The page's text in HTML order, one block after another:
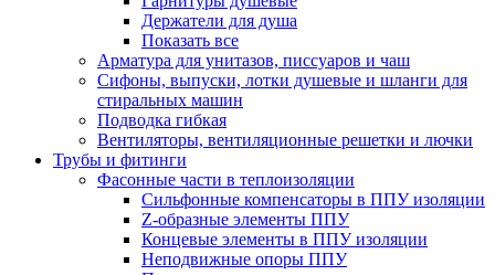
Держатели для душа
Показать все
Арматура для унитазов, писсуаров и чаш
Сифоны, выпуски, лотки душевые и шланги для
стиральных машин
Подводка гибкая
Вентиляторы, вентиляционные решетки и лючки
Трубы и фитинги
Фасонные части в теплоизоляции
Cильфонные компенсаторы в ППУ изоляции
Z-образные элементы ППУ
Концевые элементы в ППУ изоляции
Неподвижные опоры ППУ